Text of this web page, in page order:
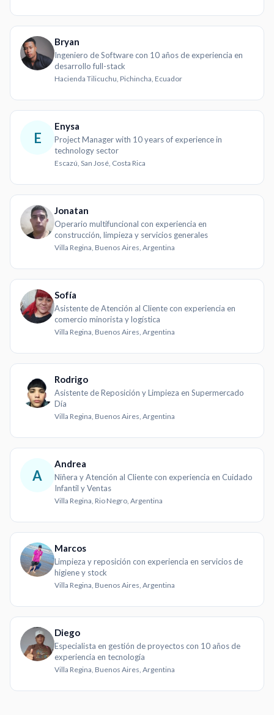
Bryan
Ingeniero de Software con 10 años de experiencia en
desarrollo full-stack
Hacienda Tilicuchu, Pichincha, Ecuador
E
Enysa
Project Manager with 10 years of experience in
technology sector
Escazú, San José, Costa Rica
Jonatan
Operario multifuncional con experiencia en
construcción, limpieza y servicios generales
Villa Regina, Buenos Aires, Argentina
Sofía
Asistente de Atención al Cliente con experiencia en
comercio minorista y logística
Villa Regina, Buenos Aires, Argentina
Rodrigo
Asistente de Reposición y Limpieza en Supermercado
Día
Villa Regina, Buenos Aires, Argentina
A
Andrea
Niñera y Atención al Cliente con experiencia en Cuidado
Infantil y Ventas
Villa Regina, Rio Negro, Argentina
Marcos
Limpieza y reposición con experiencia en servicios de
higiene y stock
Villa Regina, Buenos Aires, Argentina
Diego
Especialista en gestión de proyectos con 10 años de
experiencia en tecnología
Villa Regina, Buenos Aires, Argentina